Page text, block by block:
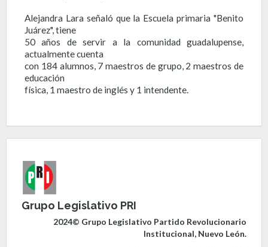
Alejandra Lara señaló que la Escuela primaria "Benito
Juárez", tiene
50 años de servir a la comunidad guadalupense,
actualmente cuenta
con 184 alumnos, 7 maestros de grupo, 2 maestros de
educación
física, 1 maestro de inglés y 1 intendente.
Grupo Legislativo PRI
2024© Grupo Legislativo Partido Revolucionario
Institucional, Nuevo León.